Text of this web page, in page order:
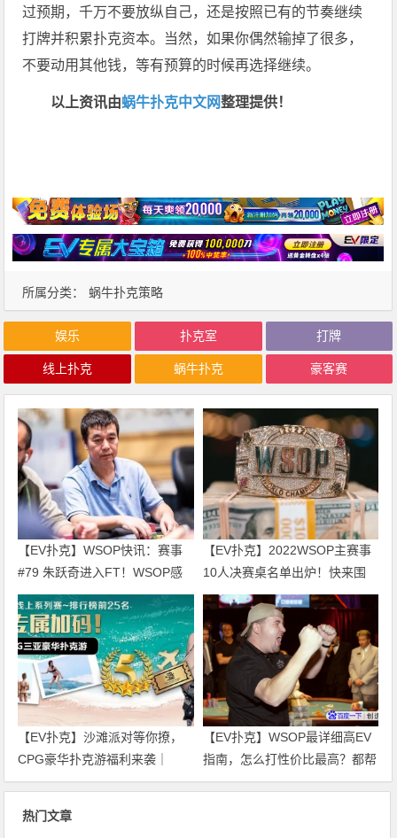
所属分类： 蜗牛扑克策略
过预期，千万不要放纵自己，还是按照已有的节奏继续
打牌并积累扑克资本。当然，如果你偶然输掉了很多，
不要动用其他钱，等有预算的时候再选择继续。
以上资讯由蜗牛扑克中文网整理提供！
娱乐 扑克室 打牌
线上扑克 蜗牛扑克 豪客赛
【EV扑克】WSOP快讯：赛事
#79 朱跃奇进入FT！WSOP感
恩庆、直通车热闹开跑！
【EV扑克】2022WSOP主赛事
10人决赛桌名单出炉！快来围
观！
【EV扑克】沙滩派对等你撩，
CPG豪华扑克游福利来袭｜
WSOP金手链免费赛天天开打！
【EV扑克】WSOP最详细高EV
指南，怎么打性价比最高？都帮
你整理好了！
热门文章